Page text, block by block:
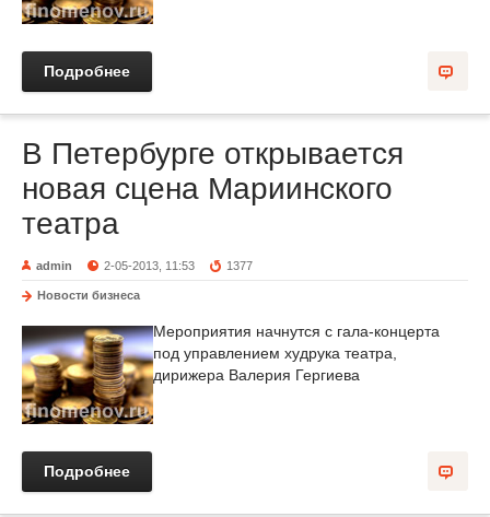
Подробнее
В Петербурге открывается
новая сцена Мариинского
театра
admin 2-05-2013, 11:53 1377
Новости бизнеса
Мероприятия начнутся с гала-концерта
под управлением худрука театра,
дирижера Валерия Гергиева
Подробнее